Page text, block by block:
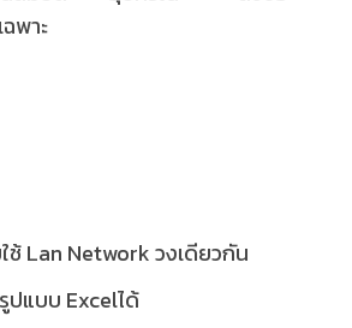
เฉพาะ
ช้ Lan Network วงเดียวกัน
ปแบบ Excelได้